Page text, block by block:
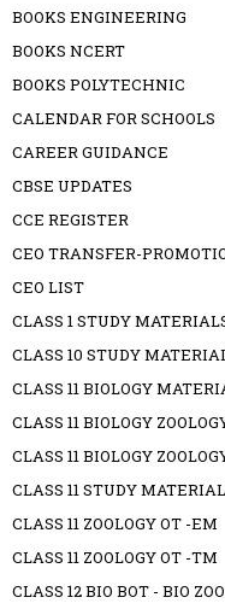
BOOKS ENGINEERING
BOOKS NCERT
BOOKS POLYTECHNIC
CALENDAR FOR SCHOOLS
CAREER GUIDANCE
CBSE UPDATES
CCE REGISTER
CEO TRANSFER-
CEO LIST
CLASS 1 STUDY
CLASS 10 STUDY
CLASS 11 BIOLOGY
CLASS 11 BIOLOGY
CLASS 11 BIOLOGY
CLASS 11 STUDY
CLASS 11 ZOOLOGY OT -EM
CLASS 11 ZOOLOGY OT -TM
CLASS 12 BIO BOT - BIO